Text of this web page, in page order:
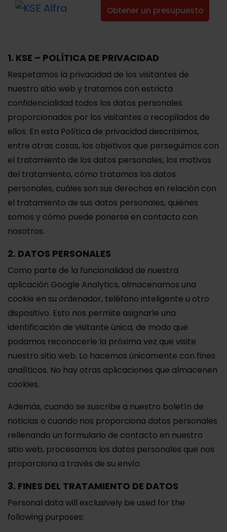
Obtener un presupuesto
1. KSE – POLÍTICA DE PRIVACIDAD
Respetamos la privacidad de los visitantes de
nuestro sitio web y tratamos con estricta
confidencialidad todos los datos personales
proporcionados por los visitantes o recopilados de
ellos. En esta Política de privacidad describimos,
entre otras cosas, los objetivos que perseguimos con
el tratamiento de los datos personales, los motivos
del tratamiento, cómo tratamos los datos
personales, cuáles son sus derechos en relación con
el tratamiento de sus datos personales, quiénes
somos y cómo puede ponerse en contacto con
nosotros.
2. DATOS PERSONALES
Como parte de la funcionalidad de nuestra
aplicación Google Analytics, almacenamos una
cookie en su ordenador, teléfono inteligente u otro
dispositivo. Esto nos permite asignarle una
identificación de visitante única, de modo que
podamos reconocerle la próxima vez que visite
nuestro sitio web. Lo hacemos únicamente con fines
analíticos. No hay otras aplicaciones que almacenen
cookies.
Además, cuando se suscribe a nuestro boletín de
noticias o cuando nos proporciona datos personales
rellenando un formulario de contacto en nuestro
sitio web, procesamos los datos personales que nos
proporciona a través de su envío.
3. FINES DEL TRATAMIENTO DE DATOS
Personal data will exclusively be used for the
following purposes: